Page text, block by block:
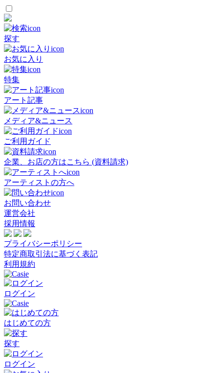
探す
お気に入り
特集
アート記事
メディア&ニュース
ご利用ガイド
企業、お店の方はこちら (資料請求)
アーティストの方へ
お問い合わせ
運営会社
採用情報
プライバシーポリシー
特定商取引法に基づく表記
利用規約
ログイン
はじめての方
探す
ログイン